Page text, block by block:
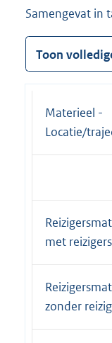
Samengevat in
Toon
Materieel -
Locatie/
met reizigers
zonder